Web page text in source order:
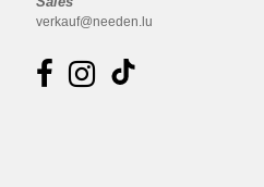
verkauf@needen.lu